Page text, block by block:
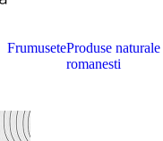
FrumuseteProduse naturale
romanesti